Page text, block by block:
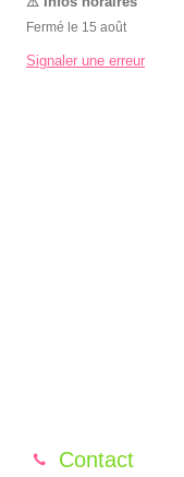
Fermé le 15 août
Signaler une erreur
Contact